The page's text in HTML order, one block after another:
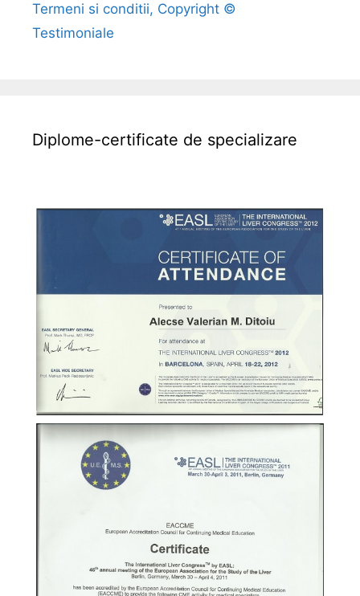
Termeni si conditii, Copyright ©
Testimoniale
Diplome-certificate de specializare